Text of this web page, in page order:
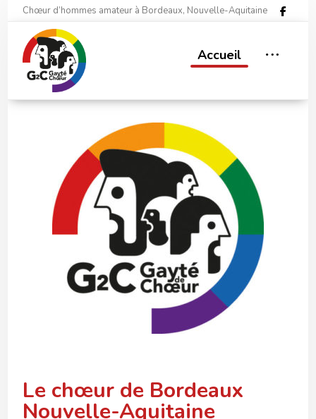
Chœur d’hommes amateur à Bordeaux, Nouvelle-Aquitaine
Accueil
Le chœur de Bordeaux
Nouvelle-Aquitaine